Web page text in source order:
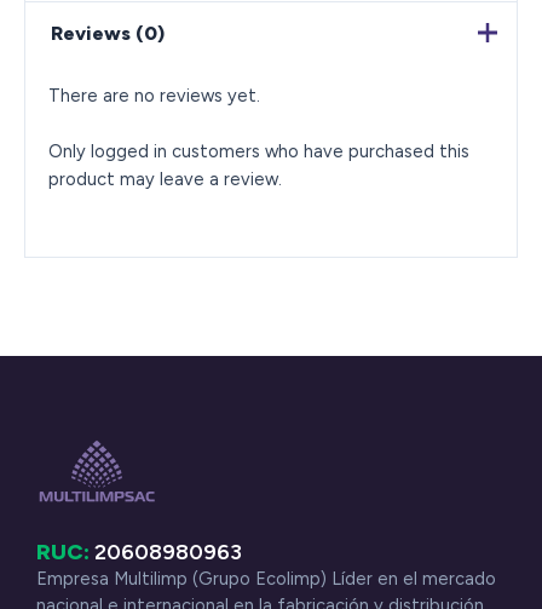
Reviews (0)
There are no reviews yet.
Only logged in customers who have purchased this
product may leave a review.
RUC: 20608980963
Empresa Multilimp (Grupo Ecolimp) Líder en el mercado